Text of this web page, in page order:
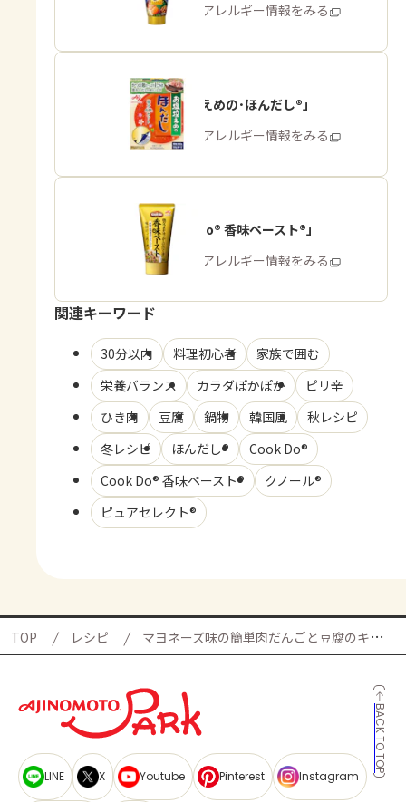
商品・アレルギー情報をみる
「お塩控えめの･ほんだし®」
商品・アレルギー情報をみる
「Cook Do® 香味ペースト®」
商品・アレルギー情報をみる
関連キーワード
30分以内 料理初心者
家族で囲む
栄養バランス
カラダぽかぽか
ピリ辛
ひき肉
豆腐 鍋物 韓国風
秋レシピ
冬レシピ
ほんだし®
Cook Do®
Cook Do® 香味ペースト®
クノール®
ピュアセレクト®
TOP レシピ マヨネーズ味の簡単肉だんごと豆腐のキムチ鍋の献立
BACK TO TOP
LINE X Youtube Pinterest Instagram